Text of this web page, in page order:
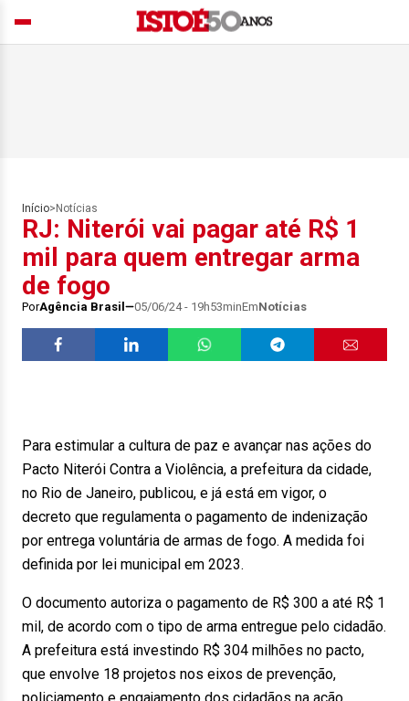
Início> Notícias
RJ: Niterói vai pagar até R$ 1
mil para quem entregar arma
de fogo
PorAgência Brasil 05/06/24 - 19h53minEmNotícias
Para estimular a cultura de paz e avançar nas ações do
Pacto Niterói Contra a Violência, a prefeitura da cidade,
no Rio de Janeiro, publicou, e já está em vigor, o
decreto que regulamenta o pagamento de indenização
por entrega voluntária de armas de fogo. A medida foi
definida por lei municipal em 2023.
O documento autoriza o pagamento de R$ 300 a até R$ 1
mil, de acordo com o tipo de arma entregue pelo cidadão.
A prefeitura está investindo R$ 304 milhões no pacto,
que envolve 18 projetos nos eixos de prevenção,